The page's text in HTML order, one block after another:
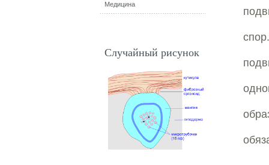
Медицина
Случайный рисунок